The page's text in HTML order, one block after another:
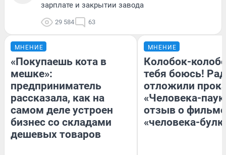
зарплате и закрытии завода
29 584 63
МНЕНИЕ
«Покупаешь кота в
мешке»:
предприниматель
рассказала, как на
самом деле устроен
бизнес со складами
дешевых товаров
МНЕНИЕ
Колобок-
тебя боюсь!
отложили
«Человека-
отзыв о
«человека-